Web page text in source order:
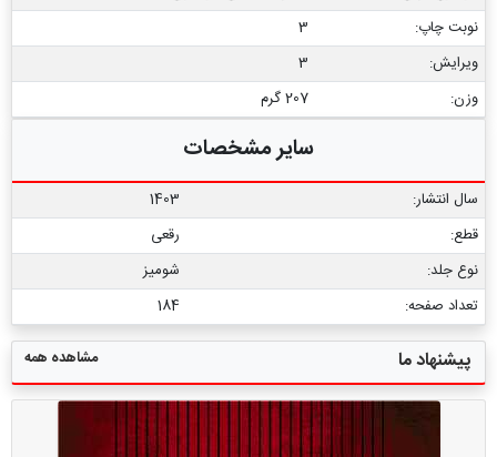
نوبت چاپ:
3
ویرایش:
3
وزن:
207 گرم
سایر مشخصات
سال انتشار:
1403
قطع:
رقعی
نوع جلد:
شومیز
تعداد صفحه:
184
پیشنهاد ما مشاهده همه